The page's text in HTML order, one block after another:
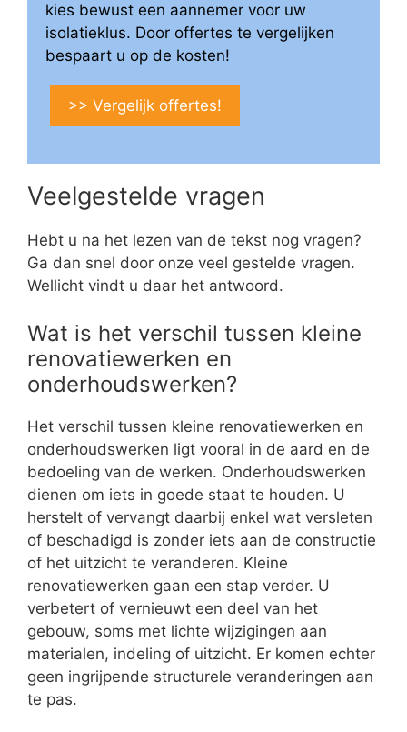
kies bewust een aannemer voor uw
isolatieklus. Door offertes te vergelijken
bespaart u op de kosten!
>> Vergelijk offertes!
Veelgestelde vragen
Hebt u na het lezen van de tekst nog vragen?
Ga dan snel door onze veel gestelde vragen.
Wellicht vindt u daar het antwoord.
Wat is het verschil tussen kleine
renovatiewerken en
onderhoudswerken?
Het verschil tussen kleine renovatiewerken en
onderhoudswerken ligt vooral in de aard en de
bedoeling van de werken. Onderhoudswerken
dienen om iets in goede staat te houden. U
herstelt of vervangt daarbij enkel wat versleten
of beschadigd is zonder iets aan de constructie
of het uitzicht te veranderen. Kleine
renovatiewerken gaan een stap verder. U
verbetert of vernieuwt een deel van het
gebouw, soms met lichte wijzigingen aan
materialen, indeling of uitzicht. Er komen echter
geen ingrijpende structurele veranderingen aan
te pas.